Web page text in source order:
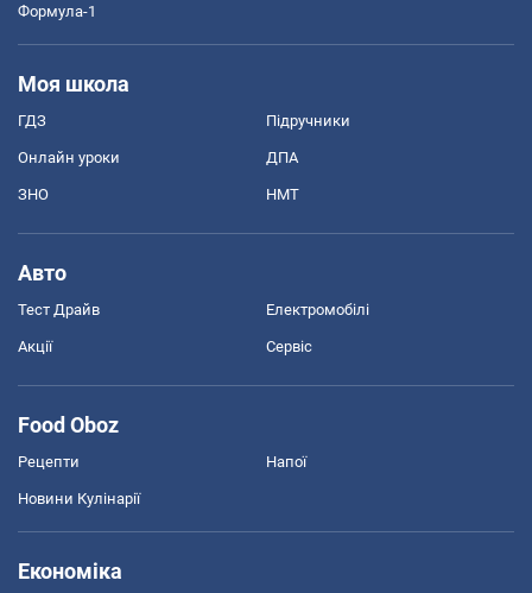
Формула-1
Моя школа
ГДЗ Підручники
Онлайн уроки ДПА
ЗНО НМТ
Авто
Тест Драйв Електромобілі
Акції Сервіс
Food Oboz
Рецепти Напої
Новини Кулінарії
Економіка